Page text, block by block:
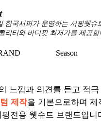
한국서퍼가 운영하는 서핑웻
리티와 바디핏 최저가를 제공합
Season
느낌과 의견를 듣고 적
제작을 기본으로하며
전용 웻슈트 브랜드입니